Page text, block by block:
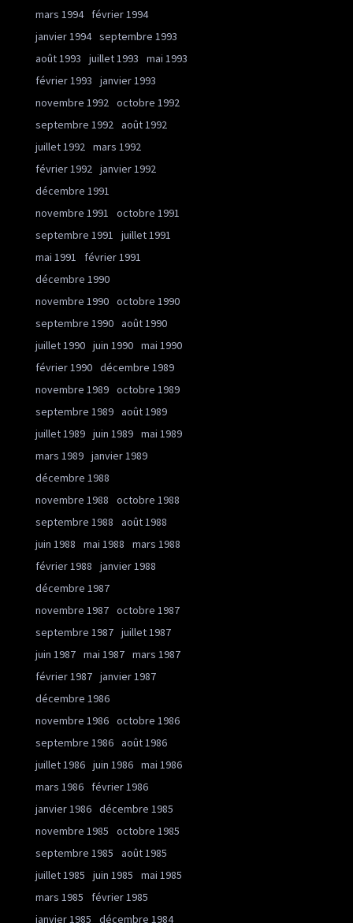
mars 1994
février 1994
janvier 1994 septembre 1993
août 1993
juillet 1993
mai 1993
février 1993
janvier 1993
novembre 1992 octobre 1992
septembre 1992 août 1992
juillet 1992 mars 1992
février 1992 janvier 1992
décembre 1991
novembre 1991
octobre 1991
septembre 1991
juillet 1991
mai 1991
février 1991
décembre 1990
novembre 1990 octobre 1990
septembre 1990 août 1990
juillet 1990 juin 1990 mai 1990
février 1990 décembre 1989
novembre 1989 octobre 1989
septembre 1989 août 1989
juillet 1989 juin 1989 mai 1989
mars 1989 janvier 1989
décembre 1988
novembre 1988
octobre 1988
septembre 1988
août 1988
juin 1988
mai 1988
mars 1988
février 1988
janvier 1988
décembre 1987
novembre 1987 octobre 1987
septembre 1987 juillet 1987
juin 1987 mai 1987 mars 1987
février 1987 janvier 1987
décembre 1986
novembre 1986 octobre 1986
septembre 1986 août 1986
juillet 1986 juin 1986 mai 1986
mars 1986
février 1986
janvier 1986 décembre 1985
novembre 1985
octobre 1985
septembre 1985
août 1985
juillet 1985
juin 1985
mai 1985
mars 1985
février 1985
janvier 1985
décembre 1984